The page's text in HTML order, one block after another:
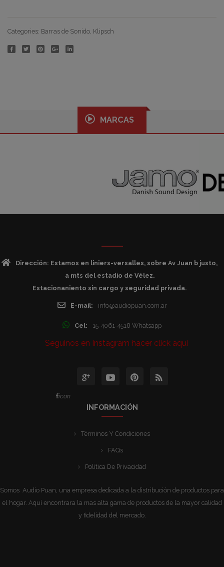
Categories: Barras de Sonido, Klipsch
MARCAS
Dirección: Estamos en liniers-versalles, sobre Av Juan b justo,
a mts del estadio de Vélez.
Estacionaniento sin cargo y seguridad privada.
E-mail: info@audiopuan.com.ar
Cel: 15-4061-4518 Whatsapp
Seguinos en Instagram hacer click aqui
icon
INFORMACIÓN
Términos Y Condiciones
FAQs
Política De Privacidad
Somos Audio Puan, una empresa dedicada a la distribución de productos para
el hogar. Aquí encontrara la mas alta gama de productos de la mayor calidad
y fidelidad del mercado.